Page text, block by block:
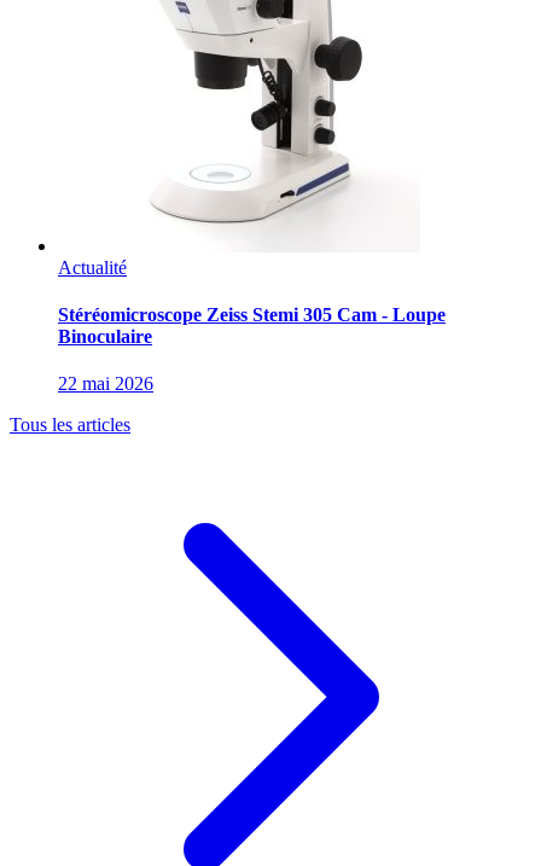
Actualité
Stéréomicroscope Zeiss Stemi 305 Cam - Loupe
Binoculaire
22 mai 2026
Tous les articles